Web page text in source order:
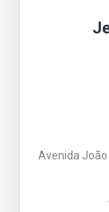
Avenida João